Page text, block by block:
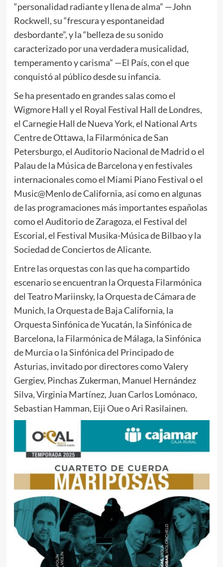
“personalidad radiante y llena de alma” —John
Rockwell, su “frescura y espontaneidad
desbordante”, y la “belleza de su sonido
caracterizado por una verdadera musicalidad,
temperamento y carisma” —El País, con el que
conquistó al público desde su infancia.
Se ha presentado en grandes salas como el
Wigmore Hall y el Royal Festival Hall de Londres,
el Carnegie Hall de Nueva York, el National Arts
Centre de Ottawa, la Filarmónica de San
Petersburgo, el Auditorio Nacional de Madrid o el
Palau de la Música de Barcelona y en festivales
internacionales como el Miami Piano Festival o el
Music@Menlo de California, así como en algunas
de las programaciones más importantes españolas
como el Auditorio de Zaragoza, el Festival del
Escorial, el Festival Musika-Música de Bilbao y la
Sociedad de Conciertos de Alicante.
Entre las orquestas con las que ha compartido
escenario se encuentran la Orquesta Filarmónica
del Teatro Mariinsky, la Orquesta de Cámara de
Munich, la Orquesta de Baja California, la
Orquesta Sinfónica de Yucatán, la Sinfónica de
Barcelona, la Filarmónica de Málaga, la Sinfónica
de Murcia o la Sinfónica del Principado de
Asturias, invitado por directores como Valery
Gergiev, Pinchas Zukerman, Manuel Hernández
Silva, Virginia Martínez, Juan Carlos Lomónaco,
Sebastian Hamman, Eiji Oue o Ari Rasilainen.